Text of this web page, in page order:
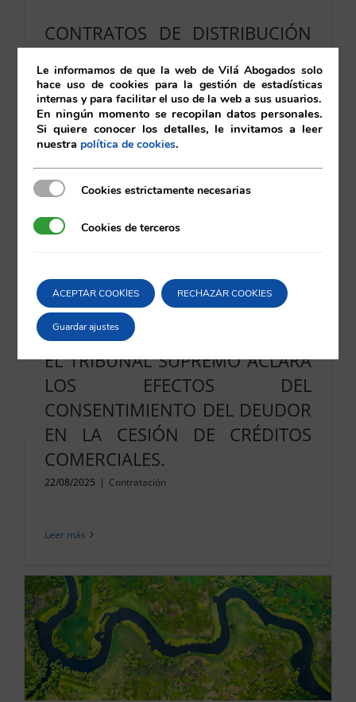
CONTRATOS DE DISTRIBUCIÓN
RESOLUCIÓN E INDEMNIZACIÓN
05/09/2025 | Contratación
EL TRIBUNAL SUPREMO ACLARA
LOS EFECTOS DEL
CONSENTIMIENTO DEL DEUDOR
EN LA CESIÓN DE CRÉDITOS
COMERCIALES.
22/08/2025 | Contratación
Leer más
Le informamos de que la web de Vilá Abogados solo
hace uso de cookies para la gestión de estadísticas
internas y para facilitar el uso de la web a sus usuarios.
En ningún momento se recopilan datos personales.
Si quiere conocer los detalles, le invitamos a leer
nuestra política de cookies.
Cookies estrictamente necesarias
Cookies estrictamente necesarias
Cookies de terceros
Cookies de terceros
ACEPTAR COOKIES RECHAZAR COOKIES
Guardar ajustes